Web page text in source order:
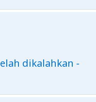
dikalahkan -